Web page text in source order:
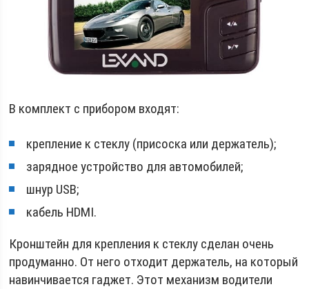
В комплект с прибором входят:
крепление к стеклу (присоска или держатель);
зарядное устройство для автомобилей;
шнур USB;
кабель HDMI.
Кронштейн для крепления к стеклу сделан очень
продуманно. От него отходит держатель, на который
навинчивается гаджет. Этот механизм водители